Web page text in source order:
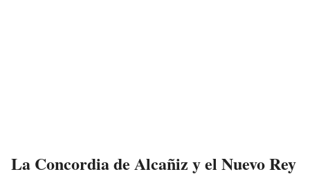
La Concordia de Alcañiz y el Nuevo Rey